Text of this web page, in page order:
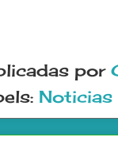
por
Noticias